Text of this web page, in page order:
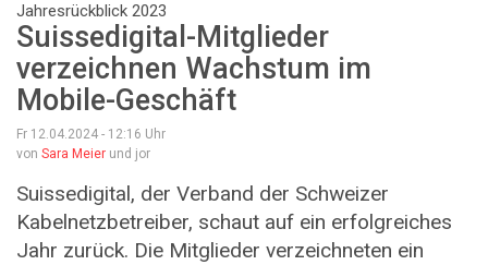
Jahresrückblick 2023
Suissedigital-Mitglieder
verzeichnen Wachstum im
Mobile-Geschäft
Fr 12.04.2024 - 12:16 Uhr
von Sara Meier und jor
Suissedigital, der Verband der Schweizer
Kabelnetzbetreiber, schaut auf ein erfolgreiches
Jahr zurück. Die Mitglieder verzeichneten ein